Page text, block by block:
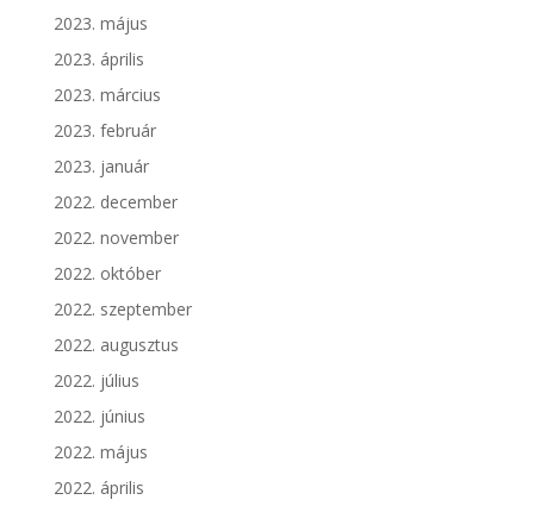
2023. május
2023. április
2023. március
2023. február
2023. január
2022. december
2022. november
2022. október
2022. szeptember
2022. augusztus
2022. július
2022. június
2022. május
2022. április